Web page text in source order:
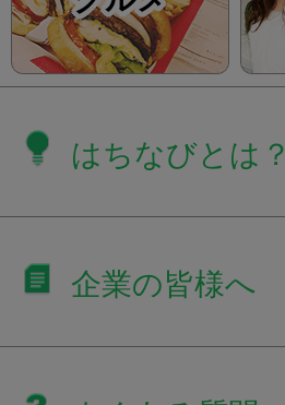
はちなびとは？
企業の皆様へ